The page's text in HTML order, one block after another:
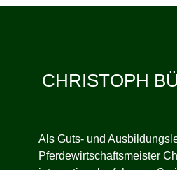
CHRISTOPH
Als Guts- und
Pferdewirtschaftsmeister